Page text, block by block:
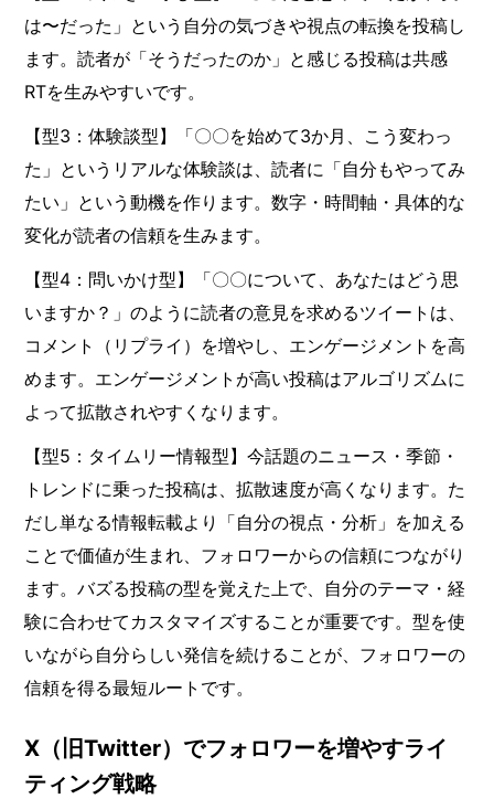
は〜だった」という自分の気づきや視点の転換を投稿し
ます。読者が「そうだったのか」と感じる投稿は共感
RTを生みやすいです。
【型3：体験談型】「〇〇を始めて3か月、こう変わっ
た」というリアルな体験談は、読者に「自分もやってみ
たい」という動機を作ります。数字・時間軸・具体的な
変化が読者の信頼を生みます。
【型4：問いかけ型】「〇〇について、あなたはどう思
いますか？」のように読者の意見を求めるツイートは、
コメント（リプライ）を増やし、エンゲージメントを高
めます。エンゲージメントが高い投稿はアルゴリズムに
よって拡散されやすくなります。
【型5：タイムリー情報型】今話題のニュース・季節・
トレンドに乗った投稿は、拡散速度が高くなります。た
だし単なる情報転載より「自分の視点・分析」を加える
ことで価値が生まれ、フォロワーからの信頼につながり
ます。バズる投稿の型を覚えた上で、自分のテーマ・経
験に合わせてカスタマイズすることが重要です。型を使
いながら自分らしい発信を続けることが、フォロワーの
信頼を得る最短ルートです。
X（旧Twitter）でフォロワーを増やすライ
ティング戦略